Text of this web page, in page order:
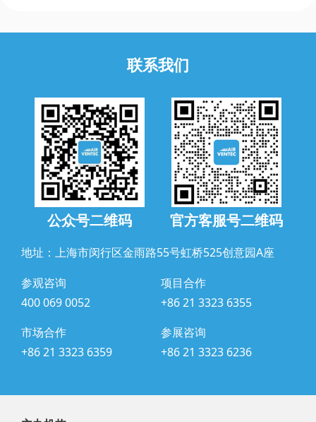
联系我们
公众号二维码 官方客服号二维码
地址：上海市闵行区金雨路55号虹桥525创意园A座
参观咨询
400 069 0052
项目合作
+86 21 3323 6355
市场合作
+86 21 3323 6359
参展咨询
+86 21 3323 6236